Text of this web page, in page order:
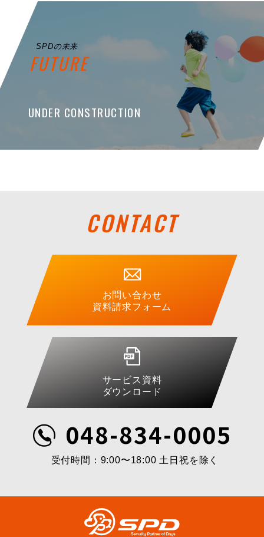
UNDER CONSTRUCTION
SPDの未来
FUTURE
CONTACT
お問い合わせ
資料請求フォーム
サービス資料
ダウンロード
048-834-0005
受付時間：9:00〜18:00 土日祝を除く